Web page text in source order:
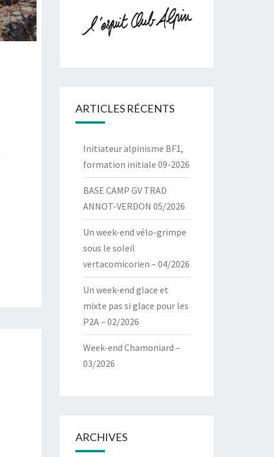
ARTICLES RÉCENTS
Initiateur alpinisme BF1,
formation initiale 09-2026
BASE CAMP GV TRAD
ANNOT-VERDON 05/2026
Un week-end vélo-grimpe
sous le soleil
vertacomicorien – 04/2026
Un week-end glace et
mixte pas si glace pour les
P2A – 02/2026
Week-end Chamoniard –
03/2026
ARCHIVES